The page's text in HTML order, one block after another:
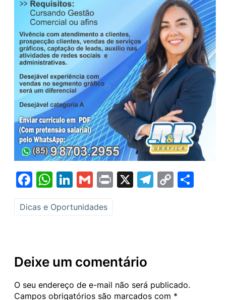
Facebook
WhatsApp
LinkedIn
GmailPrint
X Telegram
Copy
Dicas e Oportunidades
Deixe um comentário
O seu endereço de e-mail não será publicado.
Campos obrigatórios são marcados com *